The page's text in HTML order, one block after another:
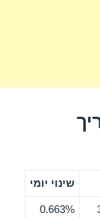
שינוי יומי
0.663%